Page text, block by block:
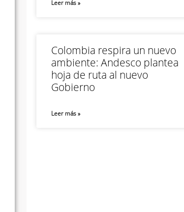
Leer más »
Colombia respira un nuevo
ambiente: Andesco plantea
hoja de ruta al nuevo
Gobierno
Leer más »